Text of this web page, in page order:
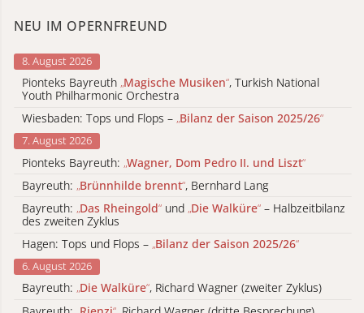
NEU IM OPERNFREUND
8. August 2026
Pionteks Bayreuth „Magische Musiken“, Turkish National
Youth Philharmonic Orchestra
Wiesbaden: Tops und Flops – „Bilanz der Saison 2025/26“
7. August 2026
Pionteks Bayreuth: „Wagner, Dom Pedro II. und Liszt“
Bayreuth: „Brünnhilde brennt“, Bernhard Lang
Bayreuth: „Das Rheingold“ und „Die Walküre“ – Halbzeitbilanz
des zweiten Zyklus
Hagen: Tops und Flops – „Bilanz der Saison 2025/26“
6. August 2026
Bayreuth: „Die Walküre“, Richard Wagner (zweiter Zyklus)